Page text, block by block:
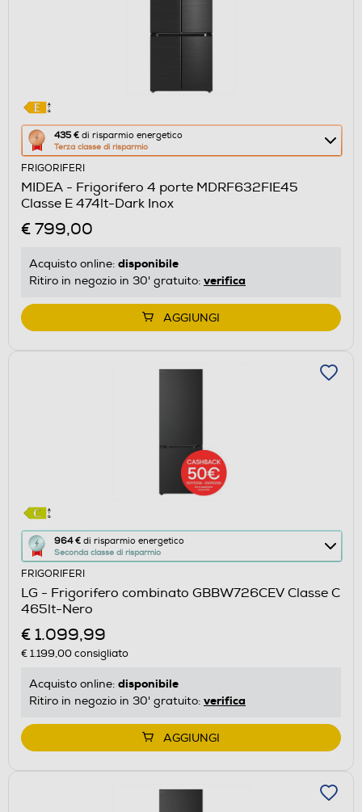
435 € di risparmio energetico
Terza classe di risparmio
Questa
azione
aprirà
il
Calcolatore
di
energetico
di
Youreko.
FRIGORIFERI
MIDEA - Frigorifero 4 porte MDRF632FIE45
Classe E 474lt-Dark Inox
€ 799,00
Acquisto online: disponibile
Ritiro in negozio in 30' gratuito: verifica
AGGIUNGI
964 € di risparmio energetico
Seconda classe di risparmio
Questa
azione
aprirà
il
Calcolatore
di
risparmio
energetico
di
FRIGORIFERI
LG - Frigorifero combinato GBBW726CEV Classe C
465lt-Nero
€ 1.099,99
€ 1.199,00consigliato
Acquisto online: disponibile
Ritiro in negozio in 30' gratuito: verifica
AGGIUNGI